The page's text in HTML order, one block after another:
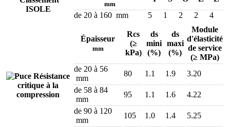
ISOLE
mm
de 20 à 160 mm
5 1 2 2 4
Résistance
critique à la
compression
Épaisseur
mm
Rcs
(≥
kPa)
ds
mini
(%)
ds
maxi
(%)
Module
d'élasticité
de service
(≥ MPa)
de 20 à 56
mm
80 1.1 1.9
3.20
de 58 à 84
mm
95 1.1 1.6
4.22
de 90 à 120
mm
105 1.0 1.4
5.25